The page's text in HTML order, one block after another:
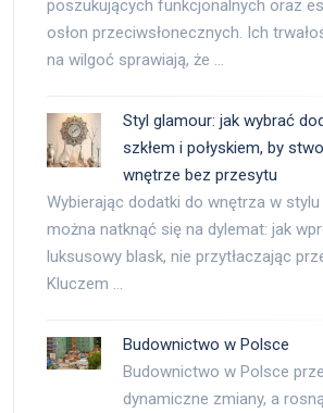
poszukujących funkcjonalnych oraz
osłon przeciwsłonecznych. Ich
na wilgoć sprawiają, że …
Styl glamour: jak wybrać
szkłem i połyskiem, by
wnętrze bez przesytu
Wybierając dodatki do wnętrza w
można natknąć się na dylemat: jak
luksusowy blask, nie przytłaczając
Kluczem …
Budownictwo w Polsce
Budownictwo w Polsce
dynamiczne zmiany, a